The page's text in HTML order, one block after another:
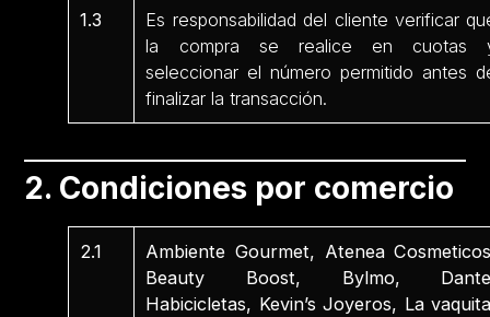
1.3
Es responsabilidad del cliente verificar
la compra se realice en cuotas
seleccionar el número permitido antes
finalizar la transacción.
2. Condiciones por comercio
2.1
Ambiente Gourmet, Atenea
Beauty Boost, Bylmo,
Habicicletas, Kevin’s Joyeros, La